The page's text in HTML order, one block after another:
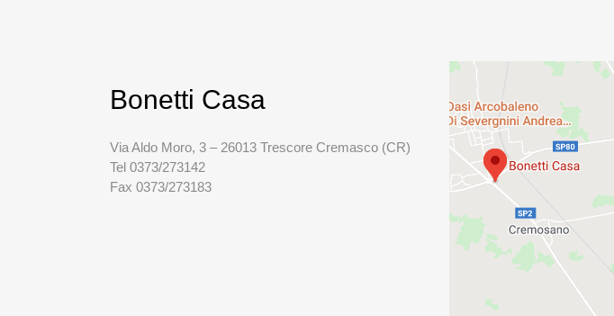
Bonetti Casa
Via Aldo Moro, 3 – 26013 Trescore Cremasco (CR)
Tel 0373/273142
Fax 0373/273183